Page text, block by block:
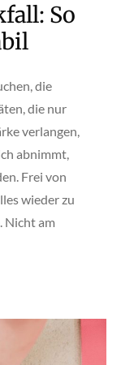
So
die
die nur
verlangen,
abnimmt,
Frei von
wieder zu
Nicht am